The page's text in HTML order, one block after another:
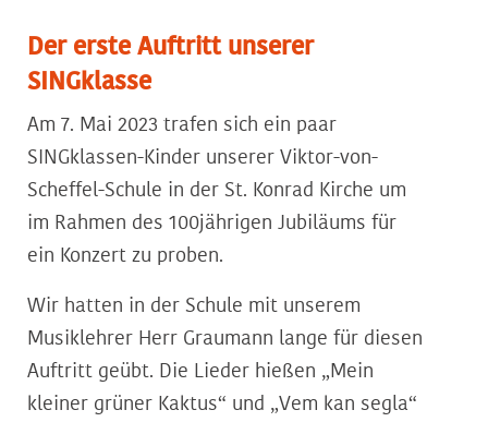
Der erste Auftritt unserer
SINGklasse
Am 7. Mai 2023 trafen sich ein paar
SINGklassen-Kinder unserer Viktor-von-
Scheffel-Schule in der St. Konrad Kirche um
im Rahmen des 100jährigen Jubiläums für
ein Konzert zu proben.
Wir hatten in der Schule mit unserem
Musiklehrer Herr Graumann lange für diesen
Auftritt geübt. Die Lieder hießen „Mein
kleiner grüner Kaktus“ und „Vem kan segla“